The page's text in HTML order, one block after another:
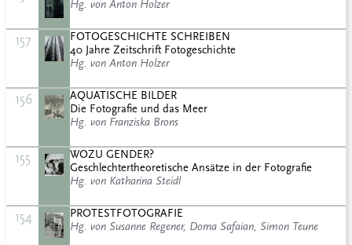
Hg. von Anton Holzer
157
FOTOGESCHICHTE SCHREIBEN
40 Jahre Zeitschrift Fotogeschichte
Hg. von Anton Holzer
156
AQUATISCHE BILDER
Die Fotografie und das Meer
Hg. von Franziska Brons
155
WOZU GENDER?
Geschlechtertheoretische Ansätze in der Fotografie
Hg. von Katharina Steidl
154
PROTESTFOTOGRAFIE
Hg. von Susanne Regener, Dorna Safaian, Simon Teune